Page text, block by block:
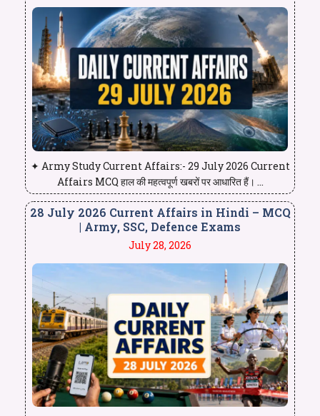
✦ Army Study Current Affairs:- 29 July 2026 Current
Affairs MCQ हाल की महत्वपूर्ण खबरों पर आधारित हैं। ...
28 July 2026 Current Affairs in Hindi – MCQ
| Army, SSC, Defence Exams
July 28, 2026